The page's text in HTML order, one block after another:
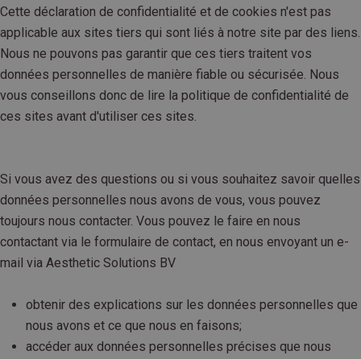
Cette déclaration de confidentialité et de cookies n'est pas
applicable aux sites tiers qui sont liés à notre site par des liens.
Nous ne pouvons pas garantir que ces tiers traitent vos
données personnelles de manière fiable ou sécurisée. Nous
vous conseillons donc de lire la politique de confidentialité de
ces sites avant d'utiliser ces sites.
Si vous avez des questions ou si vous souhaitez savoir quelles
données personnelles nous avons de vous, vous pouvez
toujours nous contacter. Vous pouvez le faire en nous
contactant via le formulaire de contact, en nous envoyant un e-
mail via Aesthetic Solutions BV
obtenir des explications sur les données personnelles que
nous avons et ce que nous en faisons;
accéder aux données personnelles précises que nous